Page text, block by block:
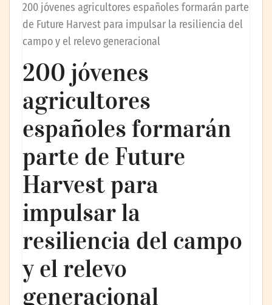
200 jóvenes agricultores españoles formarán parte
de Future Harvest para impulsar la resiliencia del
campo y el relevo generacional
200 jóvenes
agricultores
españoles formarán
parte de Future
Harvest para
impulsar la
resiliencia del campo
y el relevo
generacional